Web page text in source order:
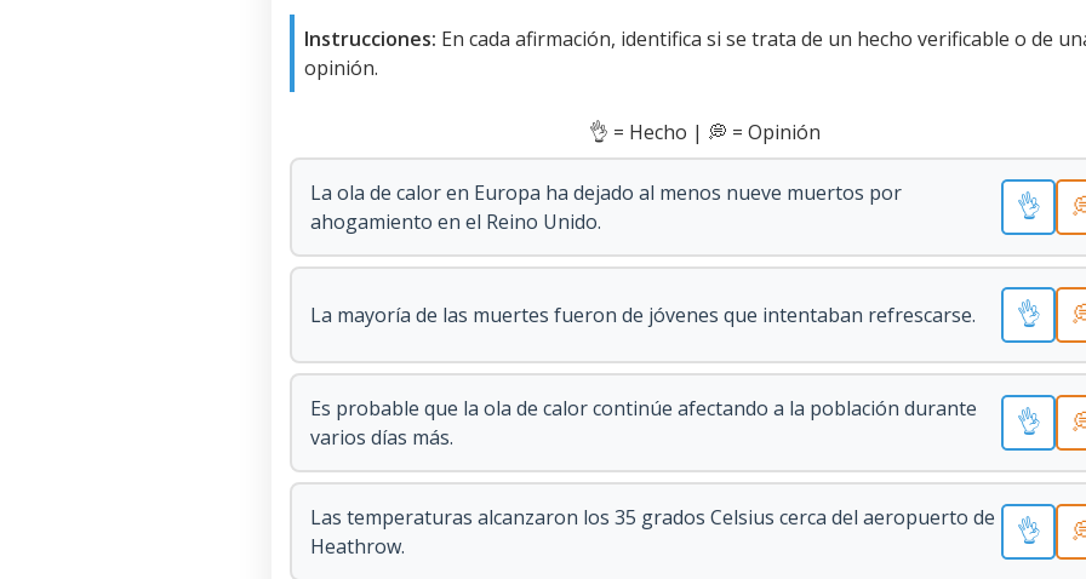
Instrucciones: En cada afirmación, identifica si se trata de un hecho verificable o de
opinión.
👌 = Hecho | 💭 = Opinión
La ola de calor en Europa ha dejado al menos nueve muertos por
ahogamiento en el Reino Unido.
👌
La mayoría de las muertes fueron de jóvenes que intentaban refrescarse. 👌
Es probable que la ola de calor continúe afectando a la población durante
varios días más.
👌
Las temperaturas alcanzaron los 35 grados Celsius cerca del aeropuerto de
Heathrow.
👌